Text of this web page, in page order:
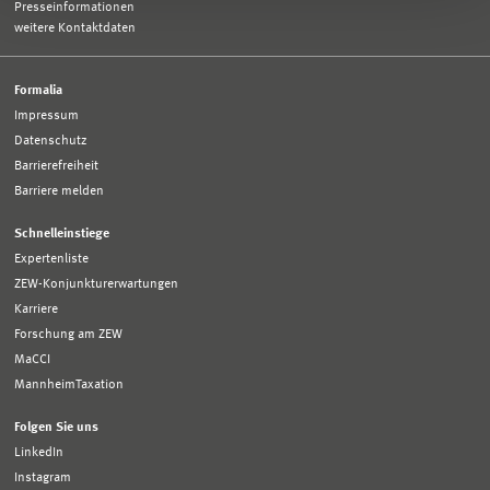
Presseinformationen
weitere Kontaktdaten
Formalia
Impressum
Datenschutz
Barrierefreiheit
Barriere melden
Schnelleinstiege
Expertenliste
ZEW-Konjunkturerwartungen
Karriere
Forschung am ZEW
MaCCI
MannheimTaxation
Folgen Sie uns
LinkedIn
Instagram